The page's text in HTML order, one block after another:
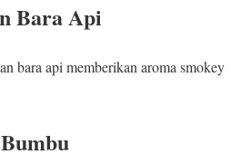
Bara Api
bara api memberikan aroma smokey